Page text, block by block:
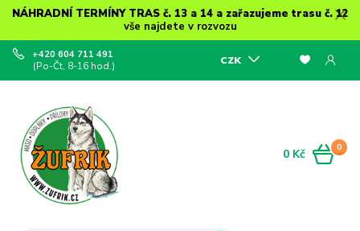
NÁHRADNÍ TERMÍNY TRAS č. 13 a 14 a zařazujeme trasu č. 12
vše najdete v rozvozu
CZK
+420 604 711 491
(Po-Čt, 8-16 hod.)
0
0 Kč